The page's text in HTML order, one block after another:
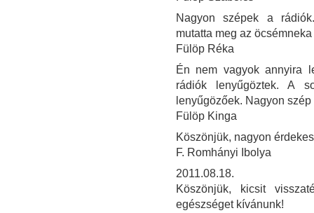
Nagyon szépek a
mutatta meg az
Fülöp Réka
Én nem vagyok annyira
rádiók lenyűgöztek. A
lenyűgözőek. Nagyon
Fülöp Kinga
Köszönjük, nagyon
F. Romhányi Ibolya
2011.08.18.
Köszönjük, kicsit
egészséget kívánunk!